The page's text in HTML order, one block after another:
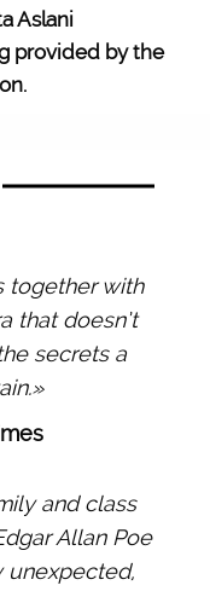
Aslani
provided by the
together with
that doesn’t
secrets a
and class
Allan Poe
unexpected,